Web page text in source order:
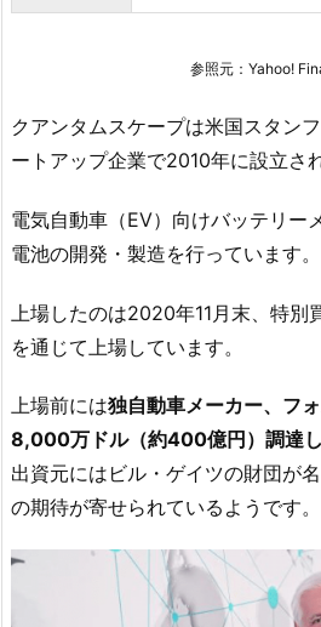
参照元：Yahoo!
クアンタムスケープは米国スタン
ートアップ企業で2010年に設立さ
電気自動車（EV）向けバッテリー
電池の開発・製造を行っています。
上場したのは2020年11月末、特別
を通じて上場しています。
上場前には独自動車メーカー、フ
8,000万ドル（約400億円）調達し
出資元にはビル・ゲイツの財団が
の期待が寄せられているようです。